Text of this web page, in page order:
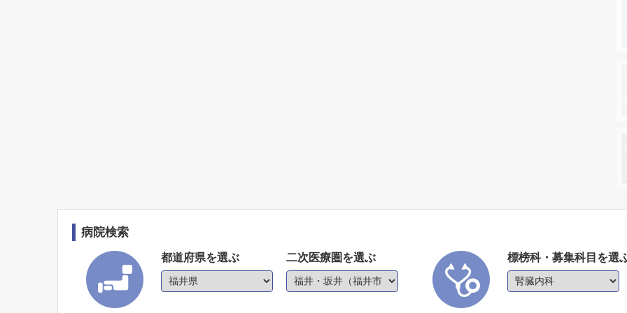
病院検索
都道府県を選ぶ 二次医療圏を選ぶ 標榜科・募集科目を選